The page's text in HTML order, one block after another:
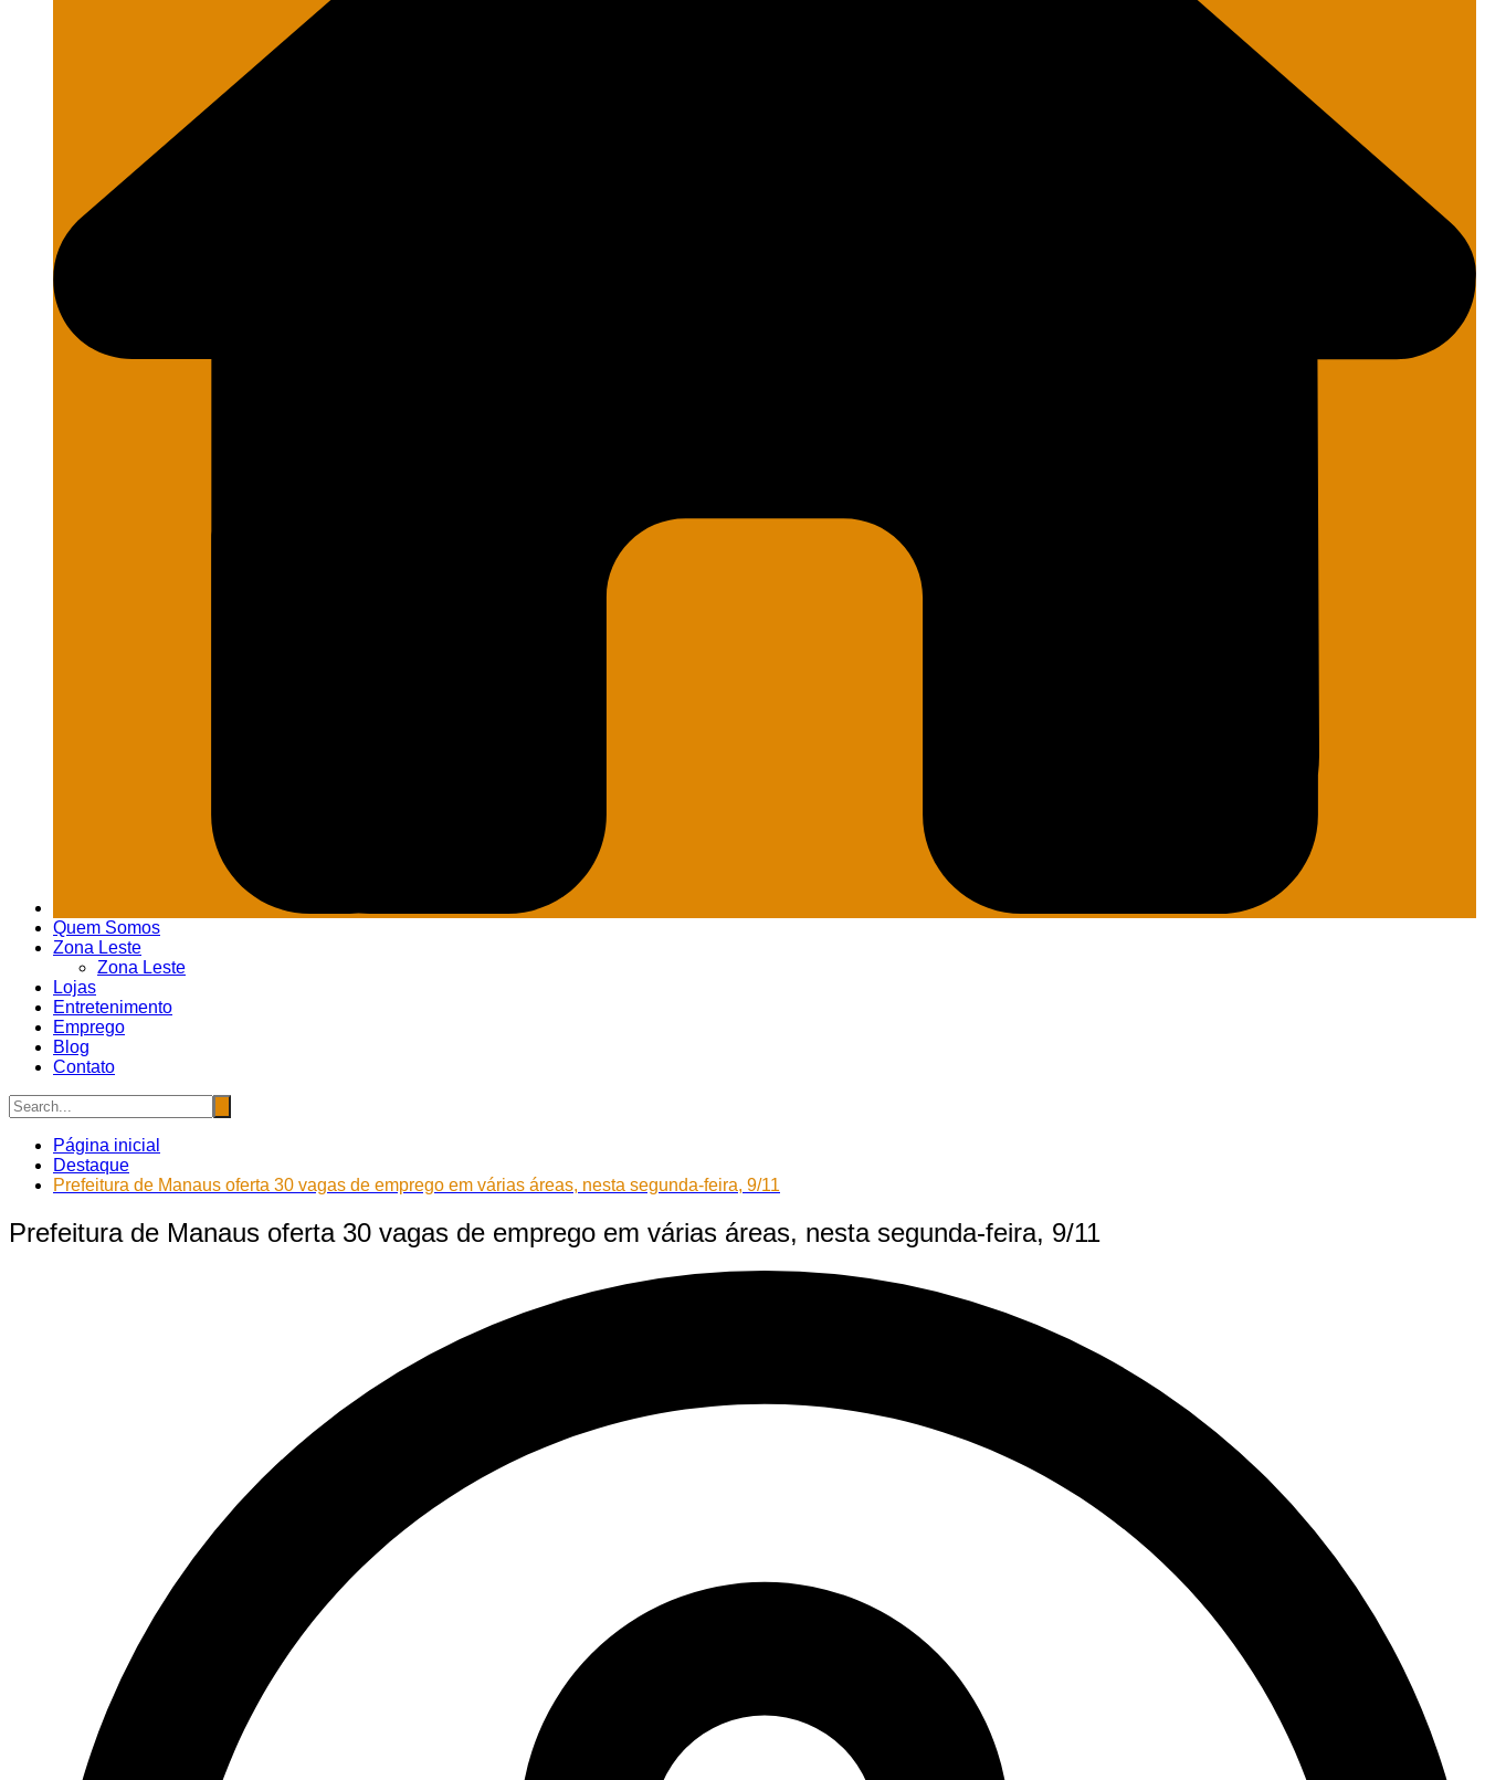
Quem Somos
Zona Leste
Zona Leste
Lojas
Entretenimento
Emprego
Blog
Contato
Página inicial
Destaque
Prefeitura de Manaus oferta 30 vagas de emprego em várias áreas, nesta segunda-feira, 9/11
Prefeitura de Manaus oferta 30 vagas de emprego em várias áreas, nesta segunda-feira, 9/11